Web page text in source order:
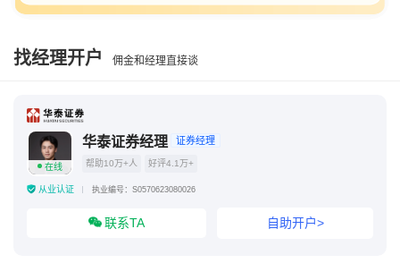
找经理开户 佣金和经理直接谈
在线
华泰证券经理 证券经理
帮助10万+人 好评4.1万+
从业认证 执业编号：S0570623080026
联系TA 自助开户>